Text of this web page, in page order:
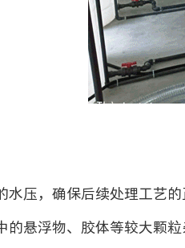
压，确保后续处理工艺的
悬浮物、胶体等较大颗粒